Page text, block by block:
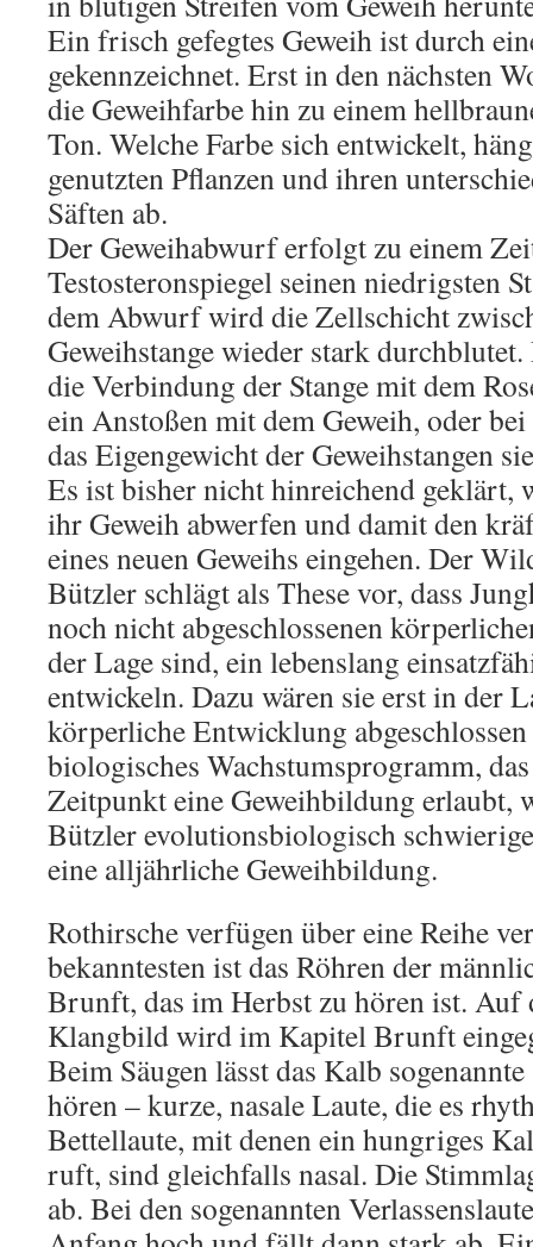
Ein frisch gefegtes Geweih ist durch
gekennzeichnet. Erst in den nächsten
die Geweihfarbe hin zu einem
Ton. Welche Farbe sich entwickelt,
genutzten Pflanzen und ihren
Säften ab.
Der Geweihabwurf erfolgt zu einem
Testosteronspiegel seinen niedrigsten
dem Abwurf wird die Zellschicht
Geweihstange wieder stark
die Verbindung der Stange mit dem
ein Anstoßen mit dem Geweih, oder
das Eigengewicht der Geweihstangen
Es ist bisher nicht hinreichend geklärt,
ihr Geweih abwerfen und damit den
eines neuen Geweihs eingehen. Der
Bützler schlägt als These vor, dass
noch nicht abgeschlossenen
der Lage sind, ein lebenslang
entwickeln. Dazu wären sie erst in der
körperliche Entwicklung
biologisches Wachstumsprogramm,
Zeitpunkt eine Geweihbildung erlaubt,
Bützler evolutionsbiologisch
eine alljährliche Geweihbildung.
Rothirsche verfügen über eine Reihe
bekanntesten ist das Röhren der
Brunft, das im Herbst zu hören ist. Auf
Klangbild wird im Kapitel Brunft
Beim Säugen lässt das Kalb
hören – kurze, nasale Laute, die es
Bettellaute, mit denen ein hungriges
ruft, sind gleichfalls nasal. Die
ab. Bei den sogenannten